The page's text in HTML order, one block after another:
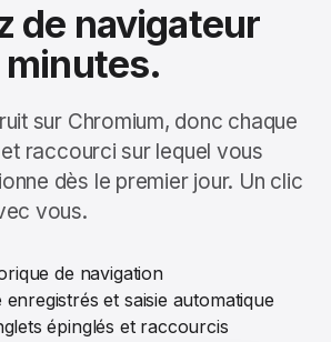
de navigateur
sur Chromium, donc chaque
raccourci sur lequel vous
dès le premier jour. Un clic
vous.
de navigation
enregistrés et saisie automatique
épinglés et raccourcis